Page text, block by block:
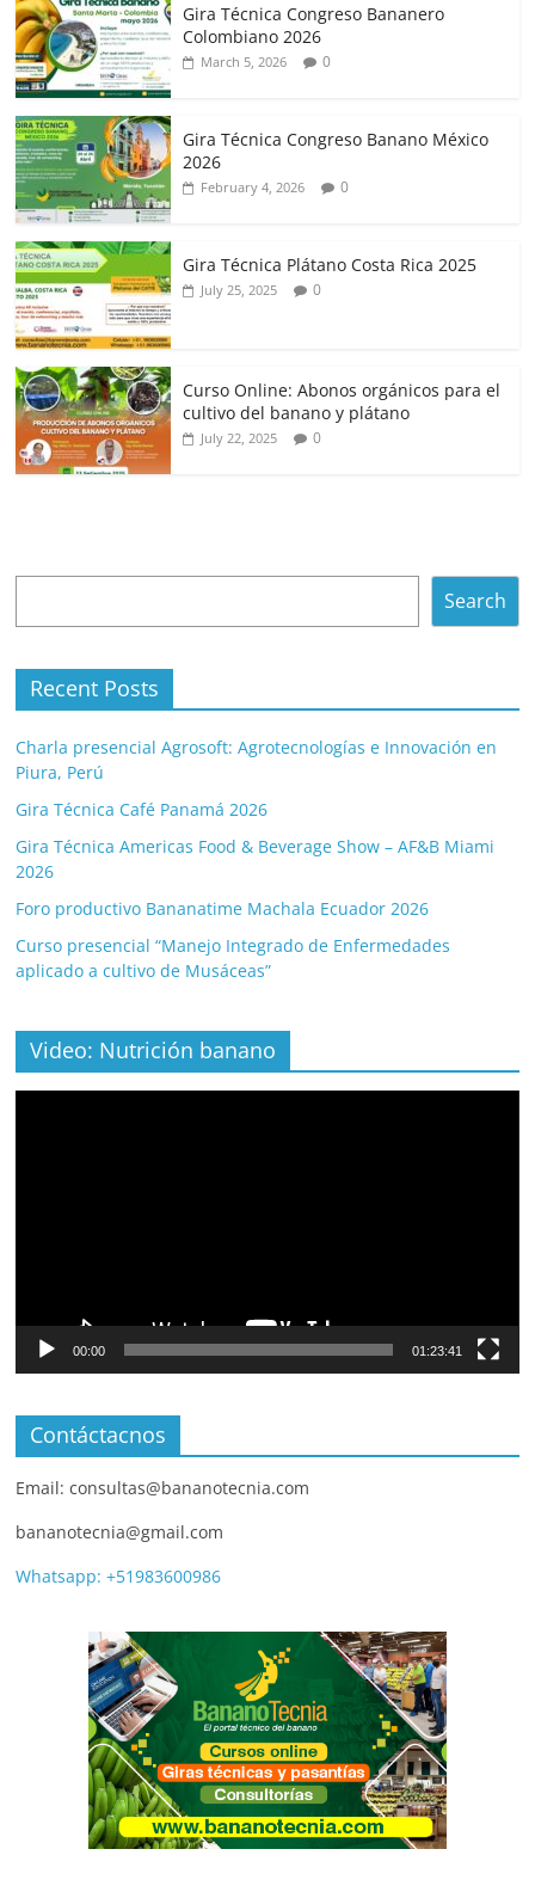
Gira Técnica Congreso Bananero
Colombiano 2026
March 5, 2026 0
Gira Técnica Congreso Banano México
2026
February 4, 2026 0
Gira Técnica Plátano Costa Rica 2025
July 25, 2025 0
Curso Online: Abonos orgánicos para el
cultivo del banano y plátano
July 22, 2025 0
Search
Recent Posts
Charla presencial Agrosoft: Agrotecnologías e Innovación en
Piura, Perú
Gira Técnica Café Panamá 2026
Gira Técnica Americas Food & Beverage Show – AF&B Miami
2026
Foro productivo Bananatime Machala Ecuador 2026
Curso presencial “Manejo Integrado de Enfermedades
aplicado a cultivo de Musáceas”
Video: Nutrición banano
00:00 01:23:41
Contáctacnos
Email: consultas@bananotecnia.com
bananotecnia@gmail.com
Whatsapp: +51983600986